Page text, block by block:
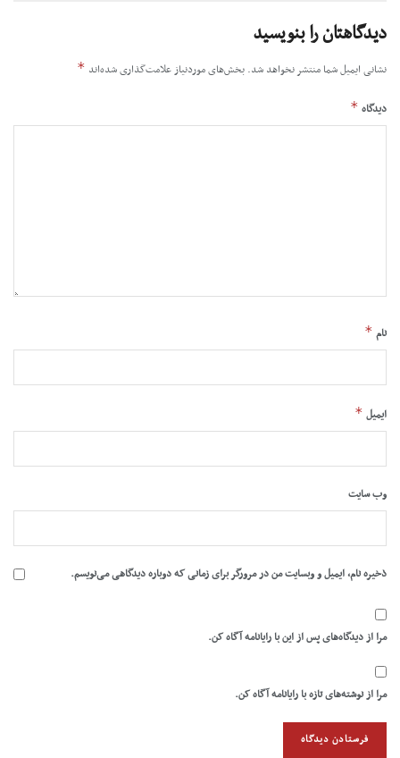
دیدگاهتان را بنویسید
نشانی ایمیل شما منتشر نخواهد شد. بخش‌های موردنیاز علامت‌گذاری شده‌اند *
دیدگاه *
نام *
ایمیل *
وب‌ سایت
ذخیره نام، ایمیل و وبسایت من در مرورگر برای زمانی که دوباره دیدگاهی می‌نویسم.
مرا از دیدگاه‌های پس از این با رایانامه آگاه کن.
مرا از نوشته‌های تازه با رایانامه آگاه کن.